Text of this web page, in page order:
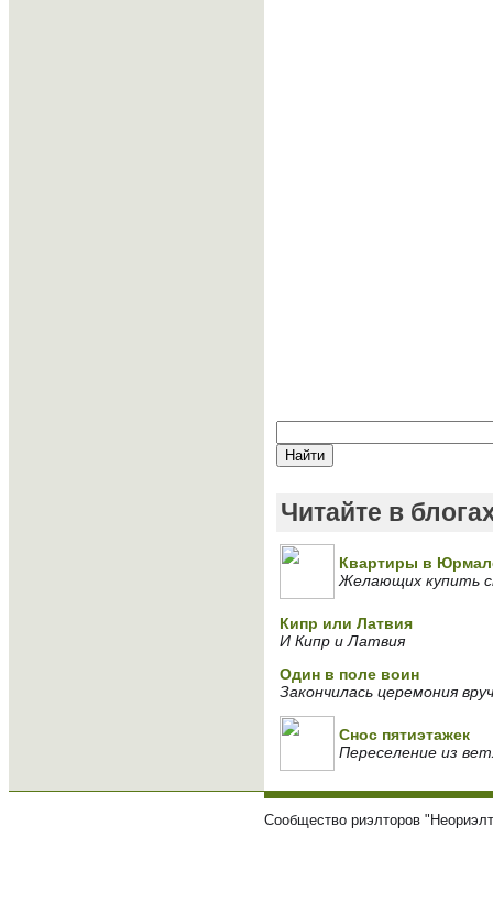
Читайте в
Квартиры в
Желающих купить
Кипр или Латвия
И Кипр и Латвия
Один в поле воин
Закончилась церемония
Снос пятиэтажек
Переселение из
Сообщество риэлторов